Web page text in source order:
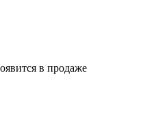
в продаже